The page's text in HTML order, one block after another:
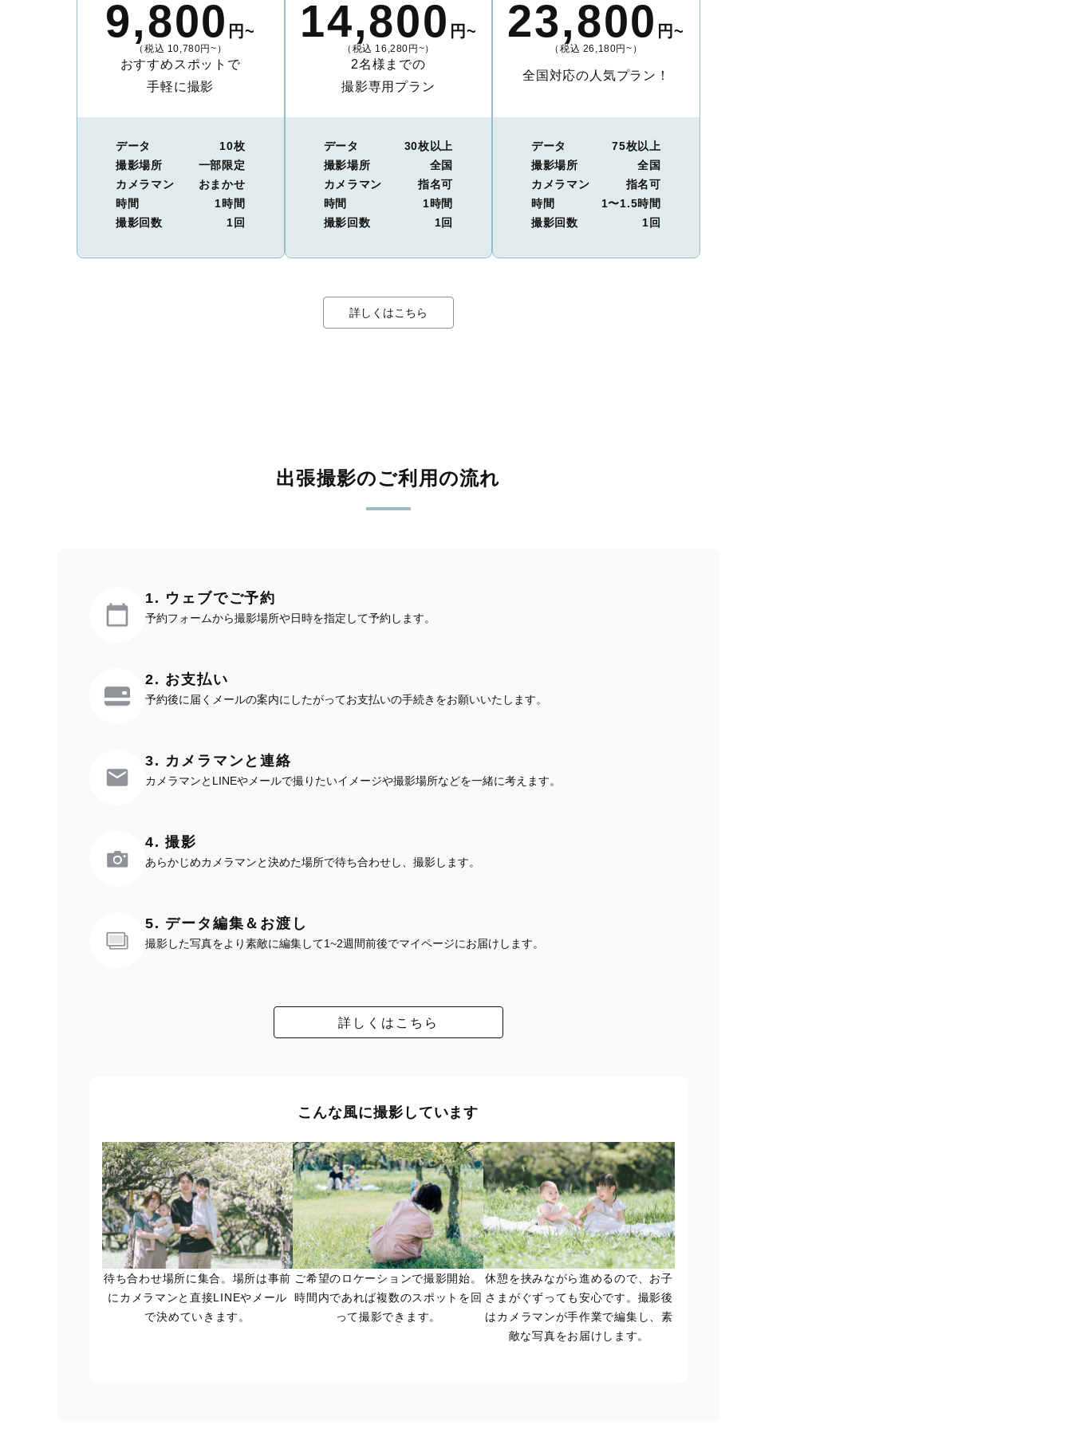
9,800 円~
（税込 10,780円~）
おすすめスポットで
手軽に撮影
データ
10枚
撮影場所
一部限定
カメラマン
おまかせ
時間
1時間
撮影回数
1回
14,800 円~
（税込 16,280円~）
2名様までの
撮影専用プラン
データ
30枚以上
撮影場所
全国
カメラマン
指名可
時間
1時間
撮影回数
1回
23,800 円~
（税込 26,180円~）
全国対応の人気プラン！
データ
75枚以上
撮影場所
全国
カメラマン
指名可
時間
1〜1.5時間
撮影回数
1回
詳しくはこちら
出張撮影のご利用の流れ
1. ウェブでご予約
予約フォームから撮影場所や日時を指定して予約します。
2. お支払い
予約後に届くメールの案内にしたがってお支払いの手続きをお願いいたします。
3. カメラマンと連絡
カメラマンとLINEやメールで撮りたいイメージや撮影場所などを一緒に考えます。
4. 撮影
あらかじめカメラマンと決めた場所で待ち合わせし、撮影します。
5. データ編集＆お渡し
撮影した写真をより素敵に編集して1~2週間前後でマイページにお届けします。
詳しくはこちら
こんな風に撮影しています
待ち合わせ場所に集合。場所は事前
にカメラマンと直接LINEやメール
で決めていきます。
ご希望のロケーションで撮影開始。
時間内であれば複数のスポットを回
って撮影できます。
休憩を挟みながら進めるので、お子
さまがぐずっても安心です。撮影後
はカメラマンが手作業で編集し、素
敵な写真をお届けします。